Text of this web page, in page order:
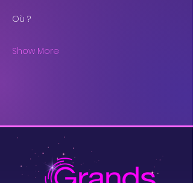
Où ?
Show More